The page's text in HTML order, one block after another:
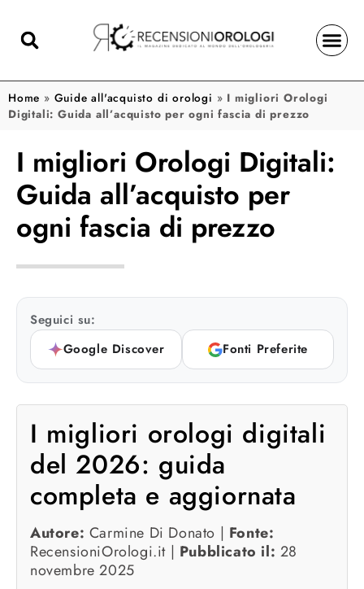
Home » Guide all'acquisto di orologi » I migliori Orologi
Digitali: Guida all’acquisto per ogni fascia di prezzo
I migliori Orologi Digitali:
Guida all’acquisto per
ogni fascia di prezzo
Seguici su:
Google Discover
Fonti Preferite
I migliori orologi digitali
del 2026: guida
completa e aggiornata
Autore: Carmine Di Donato | Fonte:
RecensioniOrologi.it | Pubblicato il: 28
novembre 2025